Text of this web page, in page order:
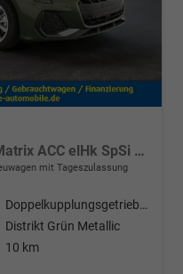
TFSI 150 S tronic line AHK Matrix ACC elHk SpSi 3JG
mit Tageszulassung
Doppelkupplungsgetriebe (DSG)
Distrikt Grün Metallic
10 km